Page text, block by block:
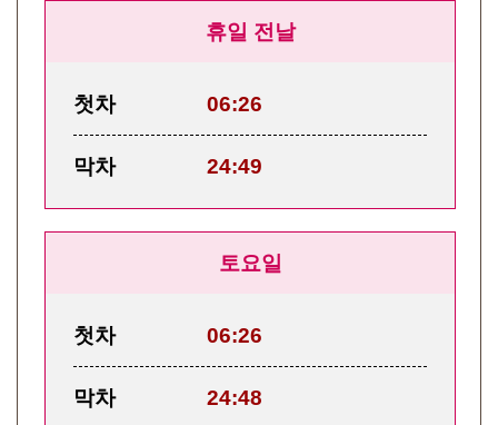
휴일 전날
첫차 06:26
막차 24:49
토요일
첫차 06:26
막차 24:48